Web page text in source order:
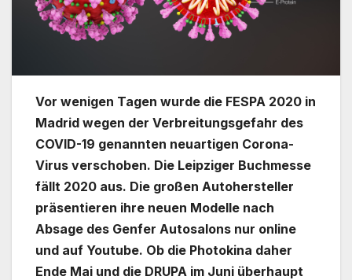
Vor wenigen Tagen wurde die FESPA 2020 in
Madrid wegen der Verbreitungsgefahr des
COVID-19 genannten neuartigen Corona-
Virus verschoben. Die Leipziger Buchmesse
fällt 2020 aus. Die großen Autohersteller
präsentieren ihre neuen Modelle nach
Absage des Genfer Autosalons nur online
und auf Youtube. Ob die Photokina daher
Ende Mai und die DRUPA im Juni überhaupt